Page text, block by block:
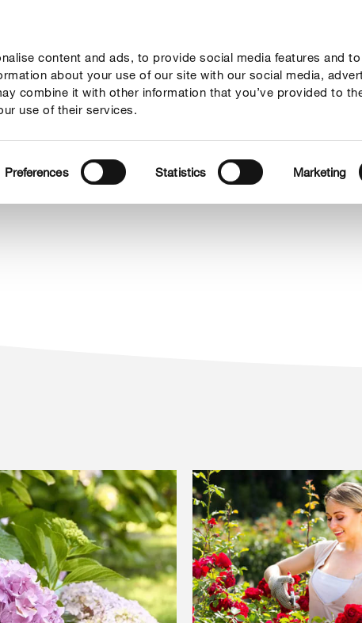
content and ads, to provide social media features and
about your use of our site with our social media,
combine it with other information that you’ve provided to
use of their services.
Preferences Statistics Marketing
植物护理贴士 服务 关于我们